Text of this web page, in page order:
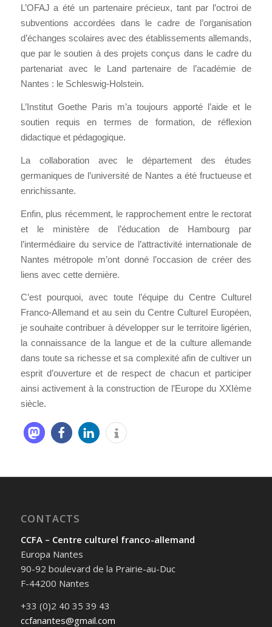
L’OFAJ a été un partenaire précieux, tant par l’octroi de
subventions accordées dans le cadre de l’organisation
d’échanges scolaires avec des établissements allemands,
que par le soutien à des projets conçus dans le cadre du
partenariat avec le Land partenaire de l’académie de
Nantes : le Schleswig-Holstein.
L’Institut Goethe Paris m’a toujours apporté l’aide et le
soutien requis en termes de formation, de réflexion
didactique et pédagogique.
La collaboration avec le département des études
germaniques de l’université de Nantes a été fructueuse et
enrichissante.
Enfin, plus récemment, le rapprochement entre le rectorat
et le ministère de l’éducation de Hambourg par
l’intermédiaire du service de l’attractivité internationale de
Nantes métropole m’ont donné l’occasion de créer des
liens avec cette dernière.
C’est pourquoi, avec toute l’équipe du Centre Culturel
Franco-Allemand et au sein du Centre Culturel Européen,
je souhaite contribuer à développer sur le territoire ligérien,
la connaissance de la langue et de la culture allemande
dans toute sa richesse et sa complexité afin de cultiver un
esprit d’ouverture et de respect de chacun et participer
ainsi activement à la construction de l’Europe du XXIème
siècle.
CONTACTS
CCFA – Centre culturel franco-allemand
Europa Nantes
90-92 boulevard de la Prairie-au-Duc
F-44200 Nantes
+33 (0)2 40 35 39 43
ccfanantes@gmail.com